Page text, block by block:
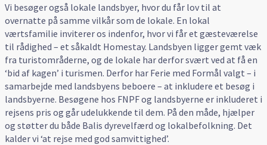
Vi besøger også lokale landsbyer, hvor du får lov til at
overnatte på samme vilkår som de lokale. En lokal
værtsfamilie inviterer os indenfor, hvor vi får et gæsteværelse
til rådighed – et såkaldt Homestay. Landsbyen ligger gemt væk
fra turistområderne, og de lokale har derfor svært ved at få en
‘bid af kagen’ i turismen. Derfor har Ferie med Formål valgt – i
samarbejde med landsbyens beboere – at inkludere et besøg i
landsbyerne. Besøgene hos FNPF og landsbyerne er inkluderet i
rejsens pris og går udelukkende til dem. På den måde, hjælper
og støtter du både Balis dyrevelfærd og lokalbefolkning. Det
kalder vi ‘at rejse med god samvittighed’.